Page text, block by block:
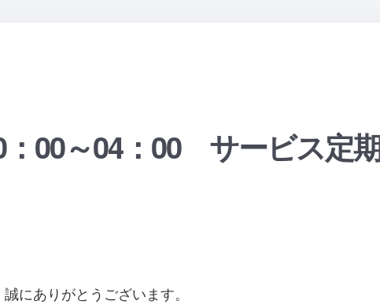
：00～04：00 サービス定
にありがとうございます。